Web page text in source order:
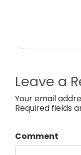
Leave a
Your email
Required fields
Comment